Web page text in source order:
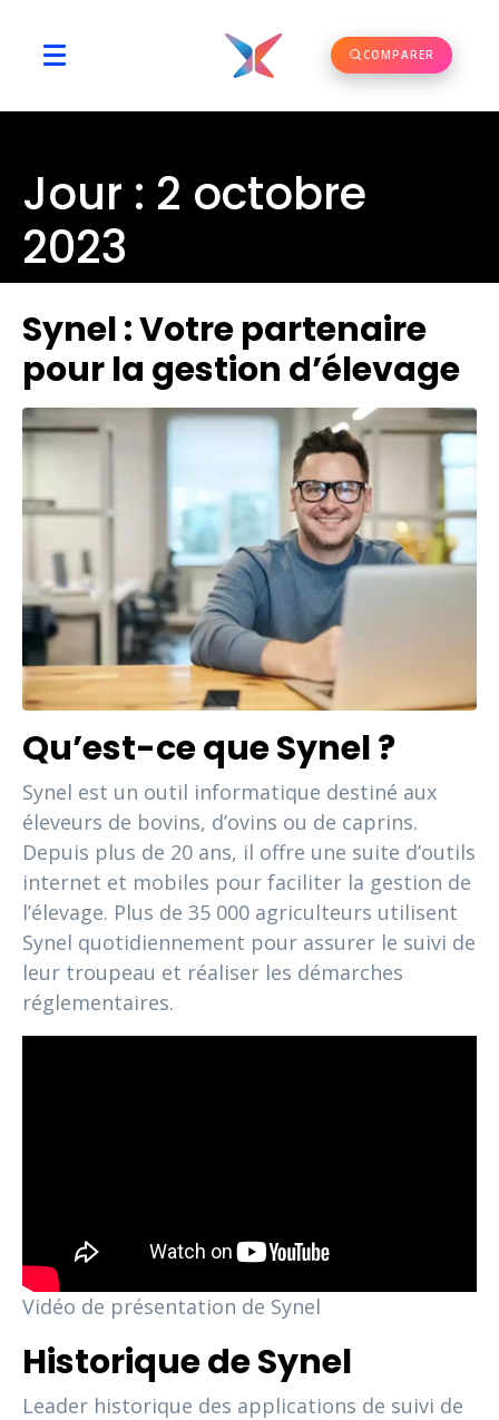
COMPARER
Jour : 2 octobre
2023
Synel : Votre partenaire
pour la gestion d’élevage
Qu’est-ce que Synel ?
Synel est un outil informatique destiné aux
éleveurs de bovins, d’ovins ou de caprins.
Depuis plus de 20 ans, il offre une suite d’outils
internet et mobiles pour faciliter la gestion de
l’élevage. Plus de 35 000 agriculteurs utilisent
Synel quotidiennement pour assurer le suivi de
leur troupeau et réaliser les démarches
réglementaires.
Vidéo de présentation de Synel
Historique de Synel
Leader historique des applications de suivi de